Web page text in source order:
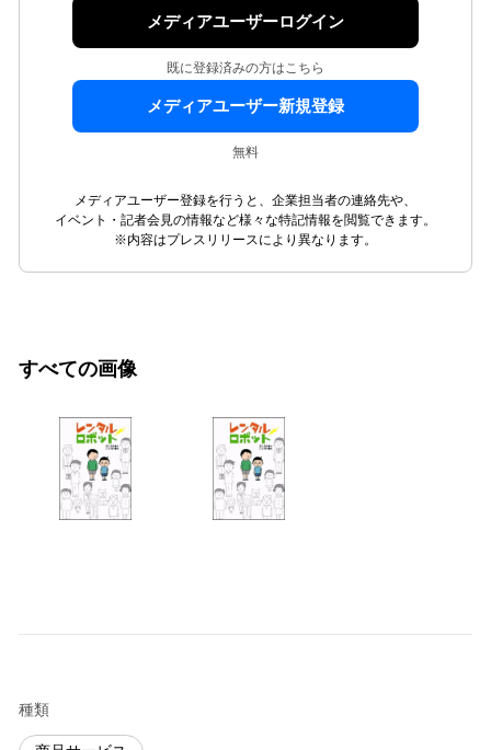
メディアユーザーログイン
既に登録済みの方はこちら
メディアユーザー新規登録
無料
メディアユーザー登録を行うと、企業担当者の連絡先や、
イベント・記者会見の情報など様々な特記情報を閲覧できます。
※内容はプレスリリースにより異なります。
すべての画像
種類